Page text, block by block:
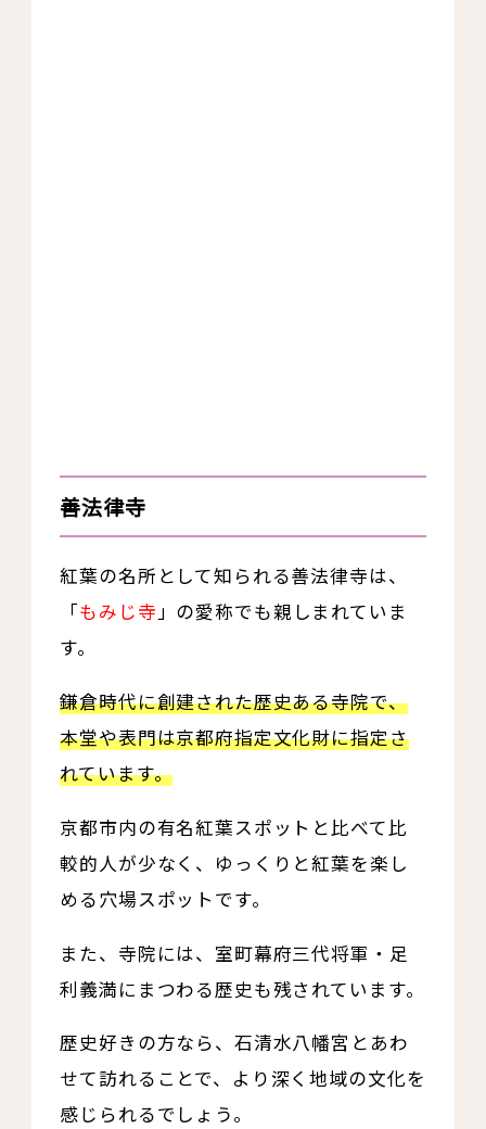
善法律寺
紅葉の名所として知られる善法律寺は、
「もみじ寺」の愛称でも親しまれていま
す。
鎌倉時代に創建された歴史ある寺院で、
本堂や表門は京都府指定文化財に指定さ
れています。
京都市内の有名紅葉スポットと比べて比
較的人が少なく、ゆっくりと紅葉を楽し
める穴場スポットです。
また、寺院には、室町幕府三代将軍・足
利義満にまつわる歴史も残されています。
歴史好きの方なら、石清水八幡宮とあわ
せて訪れることで、より深く地域の文化を
感じられるでしょう。